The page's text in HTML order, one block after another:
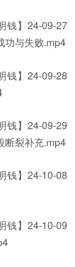
钱】24-09-27
与失败.mp4
钱】24-09-28
钱】24-09-29
裂补充.mp4
钱】24-10-08
钱】24-10-09